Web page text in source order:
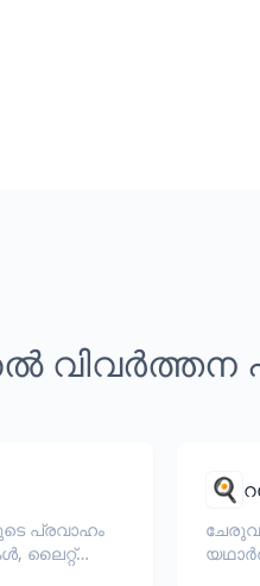
വിവർത്തന
പ്രവാഹം
ലൈറ്റ്
🍳